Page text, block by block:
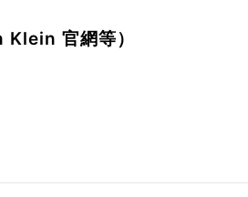
官網等）